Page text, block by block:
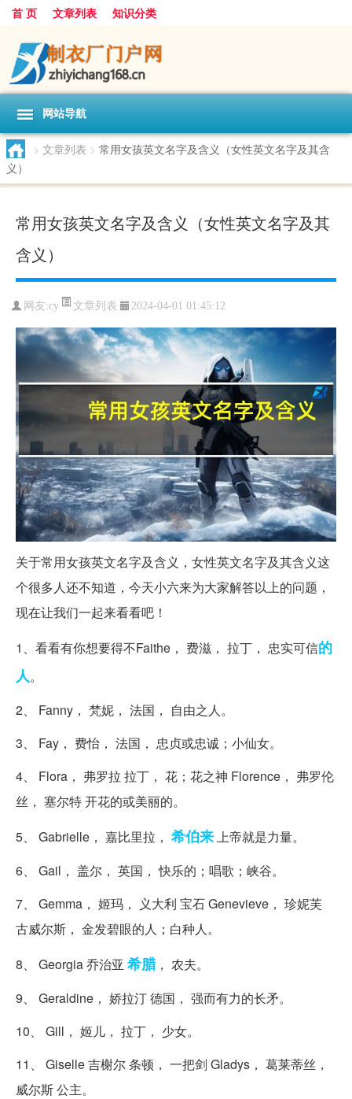
首 页 文章列表 知识分类
网站导航
> 文章列表 > 常用女孩英文名字及含义（女性英文名字及其含
义）
常用女孩英文名字及含义（女性英文名字及其
含义）
网友:cy 文章列表 2024-04-01 01:45:12
关于常用女孩英文名字及含义，女性英文名字及其含义这
个很多人还不知道，今天小六来为大家解答以上的问题，
现在让我们一起来看看吧！
1、看看有你想要得不Faithe， 费滋， 拉丁， 忠实可信的
人。
2、 Fanny， 梵妮， 法国， 自由之人。
3、 Fay， 费怡， 法国， 忠贞或忠诚；小仙女。
4、 Flora， 弗罗拉 拉丁， 花；花之神 Florence， 弗罗伦
丝， 塞尔特 开花的或美丽的。
5、 Gabrielle， 嘉比里拉， 希伯来上帝就是力量。
6、 Gail， 盖尔， 英国， 快乐的；唱歌；峡谷。
7、 Gemma， 姬玛， 义大利 宝石 Genevieve， 珍妮芙
古威尔斯， 金发碧眼的人；白种人。
8、 Georgia 乔治亚 希腊， 农夫。
9、 Geraldine， 娇拉汀 德国， 强而有力的长矛。
10、 Gill， 姬儿， 拉丁， 少女。
11、 Giselle 吉榭尔 条顿， 一把剑 Gladys， 葛莱蒂丝，
威尔斯 公主。